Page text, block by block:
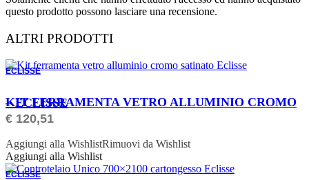
questo prodotto possono lasciare una recensione.
ALTRI PRODOTTI
ECLISSE
ORDINABILE
KIT FERRAMENTA VETRO ALLUMINIO CROMO – ECLISSE
€ 120,51
Aggiungi alla WishlistRimuovi da Wishlist
Aggiungi alla Wishlist
ECLISSE